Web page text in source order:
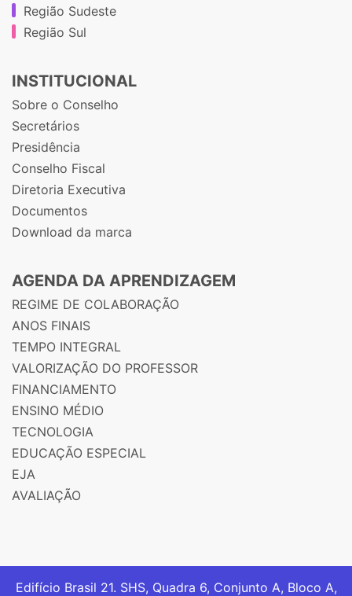
Região Sudeste
Região Sul
INSTITUCIONAL
Sobre o Conselho
Secretários
Presidência
Conselho Fiscal
Diretoria Executiva
Documentos
Download da marca
AGENDA DA APRENDIZAGEM
REGIME DE COLABORAÇÃO
ANOS FINAIS
TEMPO INTEGRAL
VALORIZAÇÃO DO PROFESSOR
FINANCIAMENTO
ENSINO MÉDIO
TECNOLOGIA
EDUCAÇÃO ESPECIAL
EJA
AVALIAÇÃO
Edifício Brasil 21. SHS, Quadra 6, Conjunto A, Bloco A,